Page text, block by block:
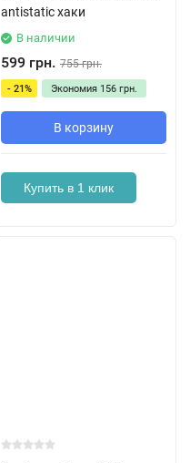
antistatic хаки
В наличии
599 грн. 755 грн.
- 21% Экономия 156 грн.
В корзину
Купить в 1 клик